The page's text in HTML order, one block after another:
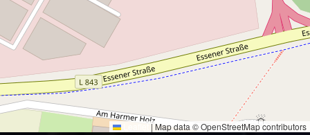
Leaflet |Map data © OpenStreetMap contributors